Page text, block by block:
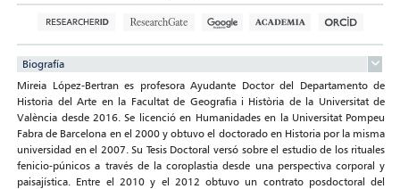
Biografía
Mireia López-Bertran es profesora Ayudante Doctor del Departamento de
Historia del Arte en la Facultat de Geografia i Història de la Universitat de
València desde 2016. Se licenció en Humanidades en la Universitat Pompeu
Fabra de Barcelona en el 2000 y obtuvo el doctorado en Historia por la misma
universidad en el 2007. Su Tesis Doctoral versó sobre el estudio de los rituales
fenicio-púnicos a través de la coroplastia desde una perspectiva corporal y
paisajística. Entre el 2010 y el 2012 obtuvo un contrato posdoctoral del